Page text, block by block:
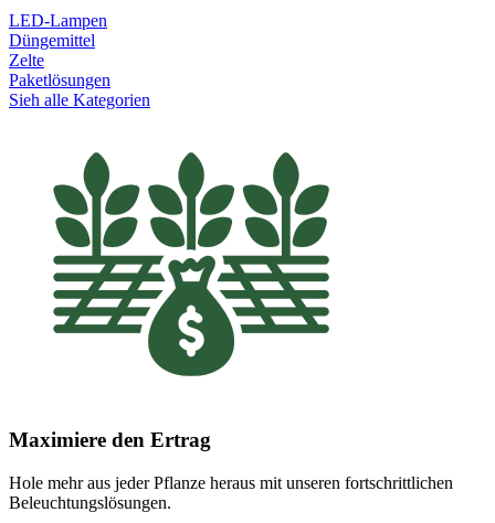
LED-Lampen
Düngemittel
Zelte
Paketlösungen
Sieh alle Kategorien
Maximiere den Ertrag
Hole mehr aus jeder Pflanze heraus mit unseren fortschrittlichen
Beleuchtungslösungen.